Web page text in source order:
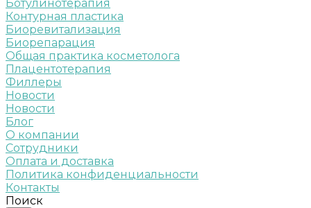
Ботулинотерапия
Контурная пластика
Биоревитализация
Биорепарация
Общая практика косметолога
Плацентотерапия
Филлеры
Новости
Новости
Блог
О компании
Сотрудники
Оплата и доставка
Политика конфиденциальности
Контакты
Поиск